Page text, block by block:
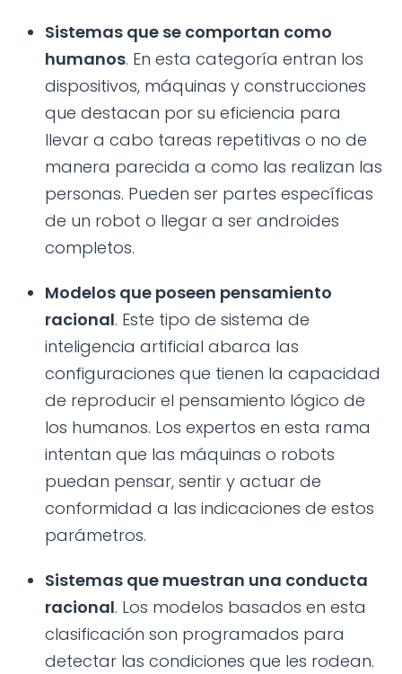
Sistemas que se comportan como
humanos. En esta categoría entran los
dispositivos, máquinas y construcciones
que destacan por su eficiencia para
llevar a cabo tareas repetitivas o no de
manera parecida a como las realizan las
personas. Pueden ser partes específicas
de un robot o llegar a ser androides
completos.
Modelos que poseen pensamiento
racional. Este tipo de sistema de
inteligencia artificial abarca las
configuraciones que tienen la capacidad
de reproducir el pensamiento lógico de
los humanos. Los expertos en esta rama
intentan que las máquinas o robots
puedan pensar, sentir y actuar de
conformidad a las indicaciones de estos
parámetros.
Sistemas que muestran una conducta
racional. Los modelos basados en esta
clasificación son programados para
detectar las condiciones que les rodean.